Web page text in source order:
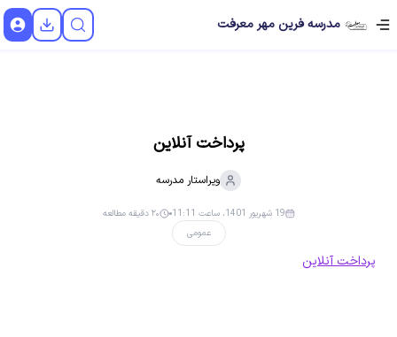
مدرسه فرین مهر معرفت
پرداخت آنلاین
ویراستار مدرسه
عمومی
19 شهریور 1401، ساعت 11:11 ۲۰ دقیقه مطالعه
پرداخت آنلاین